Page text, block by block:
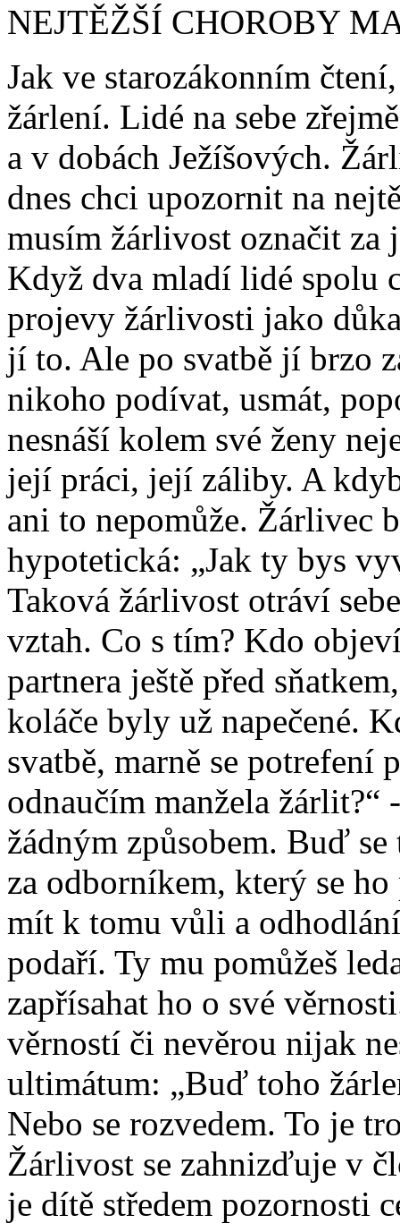
NEJTĚŽŠÍ CHOROBY
Jak ve starozákonním
žárlení. Lidé na sebe
a v dobách Ježíšových.
dnes chci upozornit na
musím žárlivost označit za
Když dva mladí lidé spolu
projevy žárlivosti jako
jí to. Ale po svatbě jí brzo
nikoho podívat, usmát,
nesnáší kolem své ženy
její práci, její záliby. A
ani to nepomůže. Žárlivec
hypotetická: „Jak ty bys
Taková žárlivost otráví
vztah. Co s tím? Kdo
partnera ještě před
koláče byly už napečené.
svatbě, marně se potrefení
odnaučím manžela
žádným způsobem. Buď
za odborníkem, který se
mít k tomu vůli a
podaří. Ty mu pomůžeš
zapřísahat ho o své
věrností či nevěrou nijak
ultimátum: „Buď toho
Nebo se rozvedem. To je
Žárlivost se zahnizďuje v
je dítě středem pozornosti